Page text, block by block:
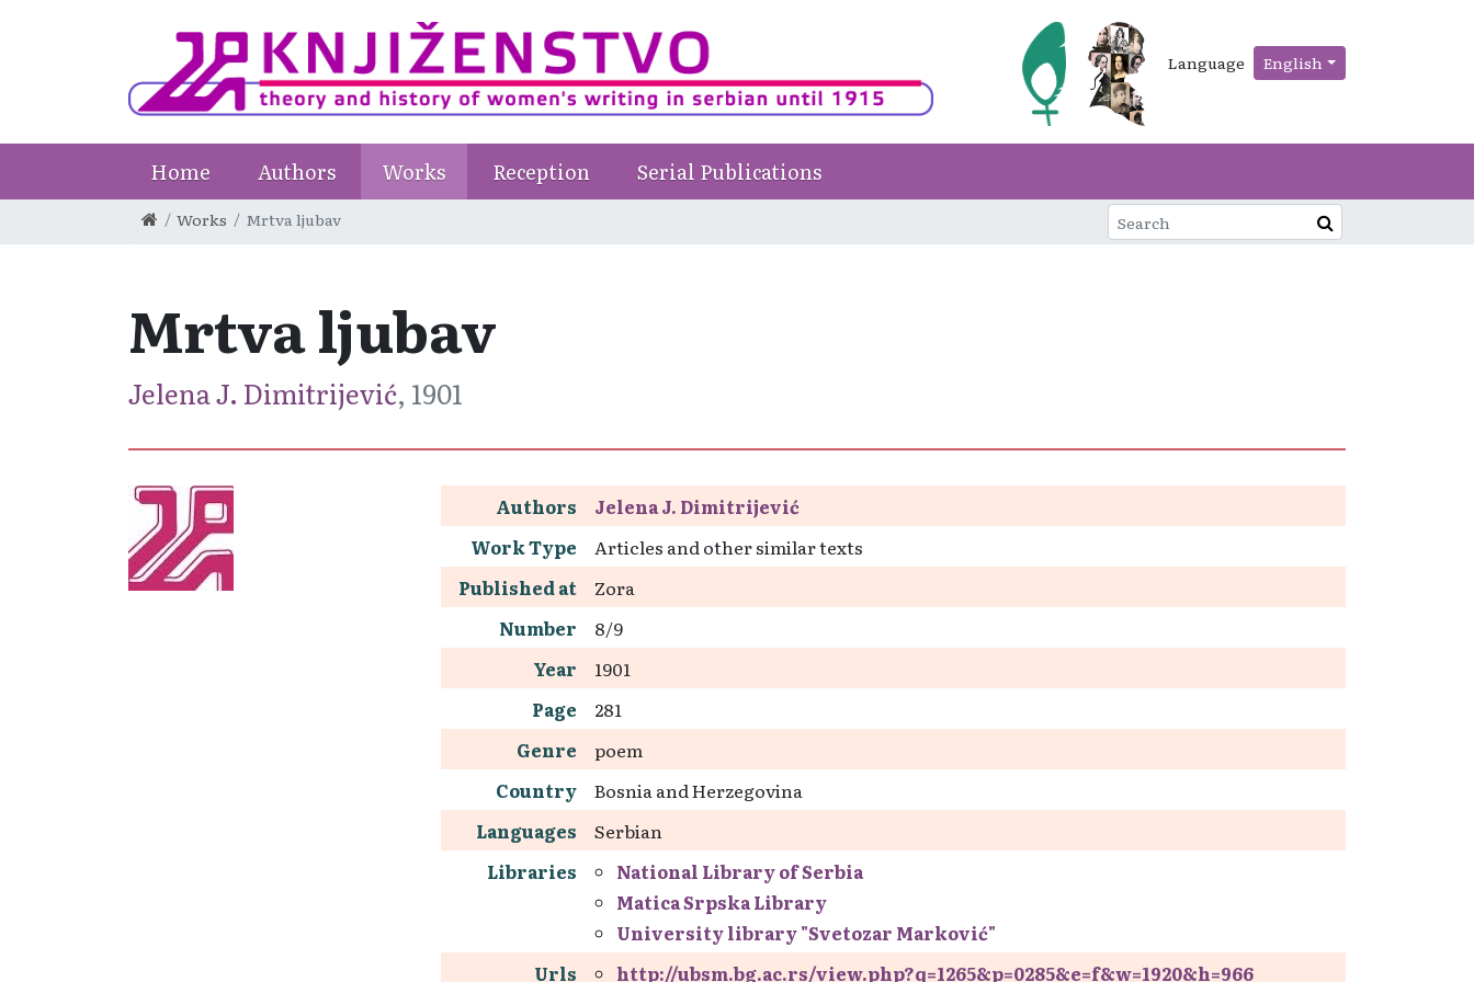
Language English
Home Authors Works Reception Serial Publications
Works Mrtva ljubav
Mrtva ljubav
Jelena J. Dimitrijević, 1901
Authors
Jelena J. Dimitrijević
Work Type
Articles and other similar texts
Published at
Zora
Number
8/9
Year
1901
Page
281
Genre
poem
Country
Bosnia and Herzegovina
Languages
Serbian
Libraries
National Library of Serbia
Matica Srpska Library
University library "Svetozar Marković"
Urls
http://ubsm.bg.ac.rs/view.php?q=1265&p=0285&e=f&w=1920&h=966